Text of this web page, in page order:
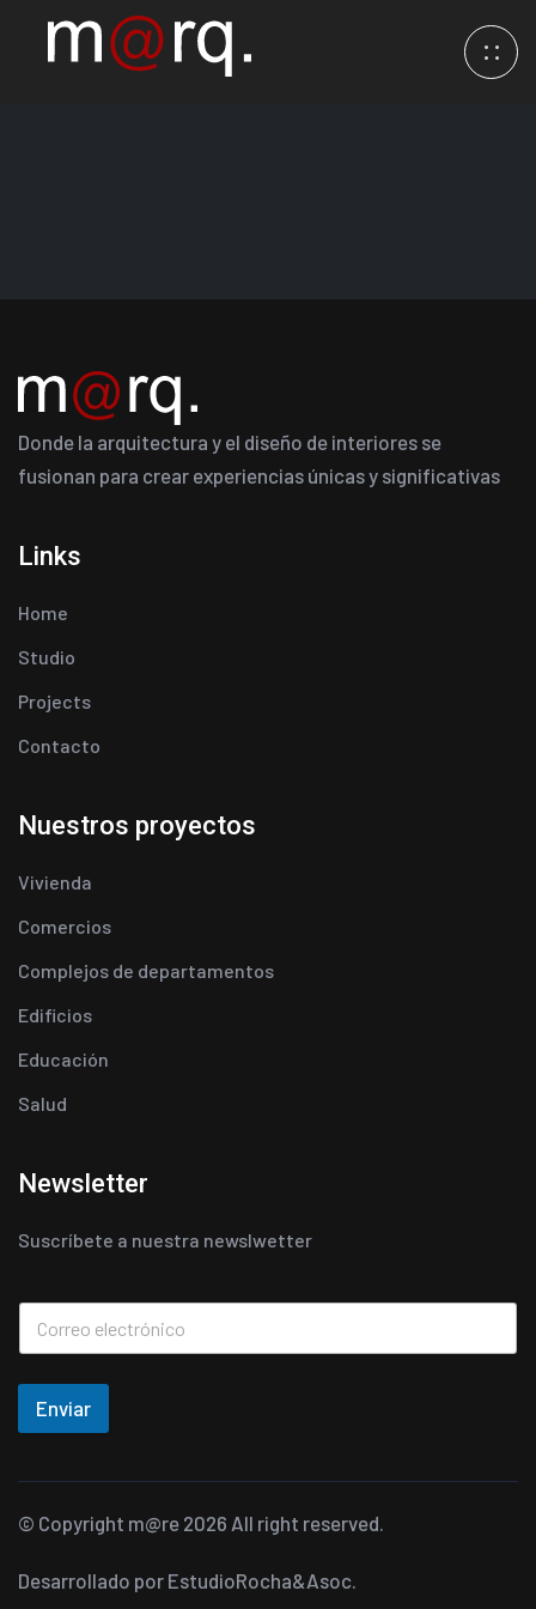
Donde la arquitectura y el diseño de interiores se
fusionan para crear experiencias únicas y significativas
Links
Home
Studio
Projects
Contacto
Nuestros proyectos
Vivienda
Comercios
Complejos de departamentos
Edificios
Educación
Salud
Newsletter
Suscríbete a nuestra newslwetter
Enviar
© Copyright m@re 2026 All right reserved.
Desarrollado por EstudioRocha&Asoc.